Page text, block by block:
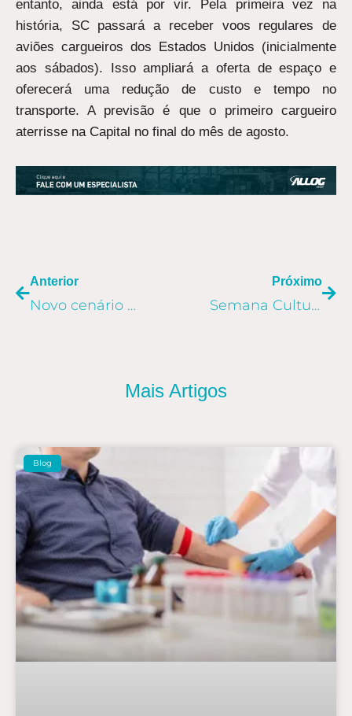
entanto, ainda está por vir. Pela primeira vez na
história, SC passará a receber voos regulares de
aviões cargueiros dos Estados Unidos (inicialmente
aos sábados). Isso ampliará a oferta de espaço e
oferecerá uma redução de custo e tempo no
transporte. A previsão é que o primeiro cargueiro
aterrisse na Capital no final do mês de agosto.
Anterior
Novo cenário do transporte marítimo é destaque na Semana Cultural Allog
Próximo
Semana Cultural Allog: uma conversa aberta sobre nossas potencialidades
Mais Artigos
Blog